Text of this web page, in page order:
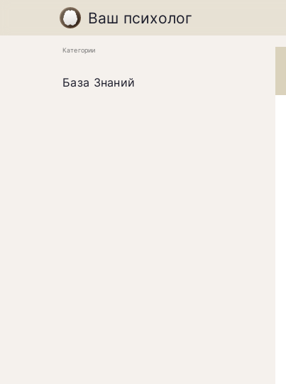
Ваш психолог
Категории
База Знаний